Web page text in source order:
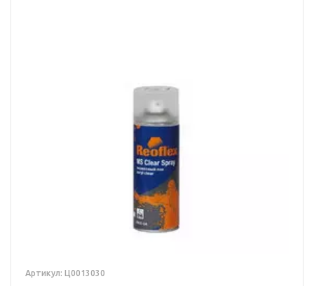
Артикул: Ц0013030